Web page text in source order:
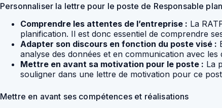
Personnaliser la lettre pour le poste de Responsable
Comprendre les attentes de l’entreprise : La
planification. Il est donc essentiel de comprendre
Adapter son discours en fonction du poste visé :
analyse des données et en communication avec
Mettre en avant sa motivation pour le poste : La
souligner dans une lettre de motivation pour ce
Mettre en avant ses compétences et réalisations